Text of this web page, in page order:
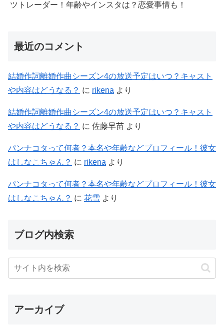
ツトレーダー！年齢やインスタは？恋愛事情も！
最近のコメント
結婚作詞離婚作曲シーズン4の放送予定はいつ？キャスト
や内容はどうなる？ に rikena より
結婚作詞離婚作曲シーズン4の放送予定はいつ？キャスト
や内容はどうなる？ に 佐藤早苗 より
パンナコタって何者？本名や年齢などプロフィール！彼女
はしなこちゃん？ に rikena より
パンナコタって何者？本名や年齢などプロフィール！彼女
はしなこちゃん？ に 花雪 より
ブログ内検索
アーカイブ